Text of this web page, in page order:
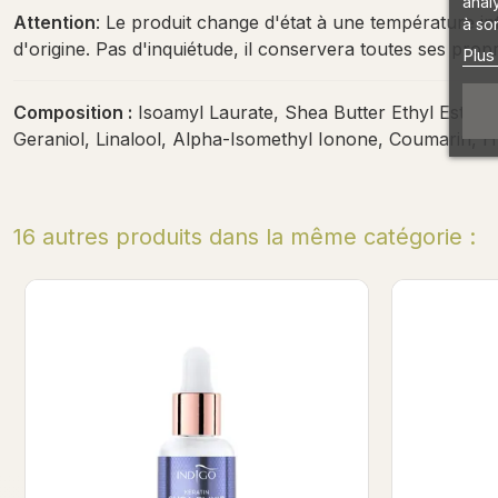
Attention: Le produit change d'état à une température
d'origine. Pas d'inquiétude, il conservera toutes ses
Composition : Isoamyl Laurate, Shea Butter Ethyl
Geraniol, Linalool, Alpha-Isomethyl Ionone, Coumarin,
16 autres produits dans la même catégorie :
à